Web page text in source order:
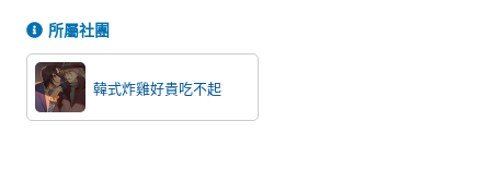
同人宣傳看板
繪圖藝廊
所屬社團
韓式炸雞好貴吃不起